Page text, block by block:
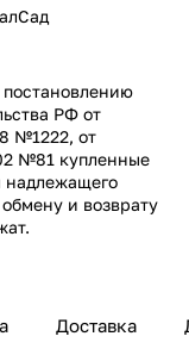
постановлению
РФ от
№1222, от
№81 купленные
надлежащего
обмену и возврату
Доставка